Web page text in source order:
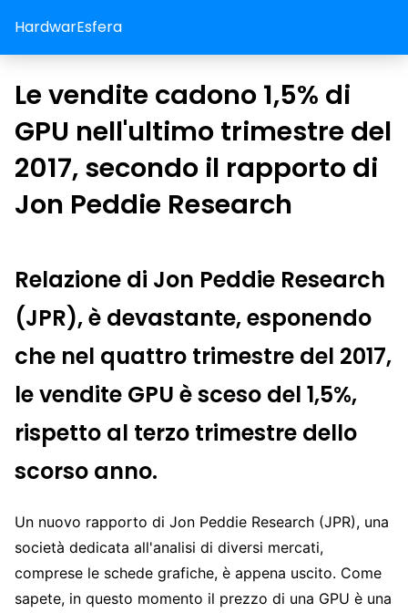
HardwarEsfera
Le vendite cadono 1,5% di
GPU nell'ultimo trimestre del
2017, secondo il rapporto di
Jon Peddie Research
Relazione di Jon Peddie Research
(JPR), è devastante, esponendo
che nel quattro trimestre del 2017,
le vendite GPU è sceso del 1,5%,
rispetto al terzo trimestre dello
scorso anno.
Un nuovo rapporto di Jon Peddie Research (JPR), una
società dedicata all'analisi di diversi mercati,
comprese le schede grafiche, è appena uscito. Come
sapete, in questo momento il prezzo di una GPU è una